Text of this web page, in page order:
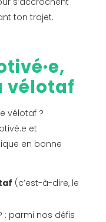
ton trajet.
vélotaf
vélotaf ?
et
en bonne
(c’est-à-dire, le
: parmi nos défis